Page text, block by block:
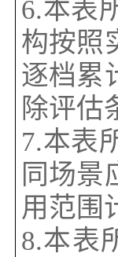
6.本表
构按照
逐档累
除评
7.本表
同场景
用范
8.本表